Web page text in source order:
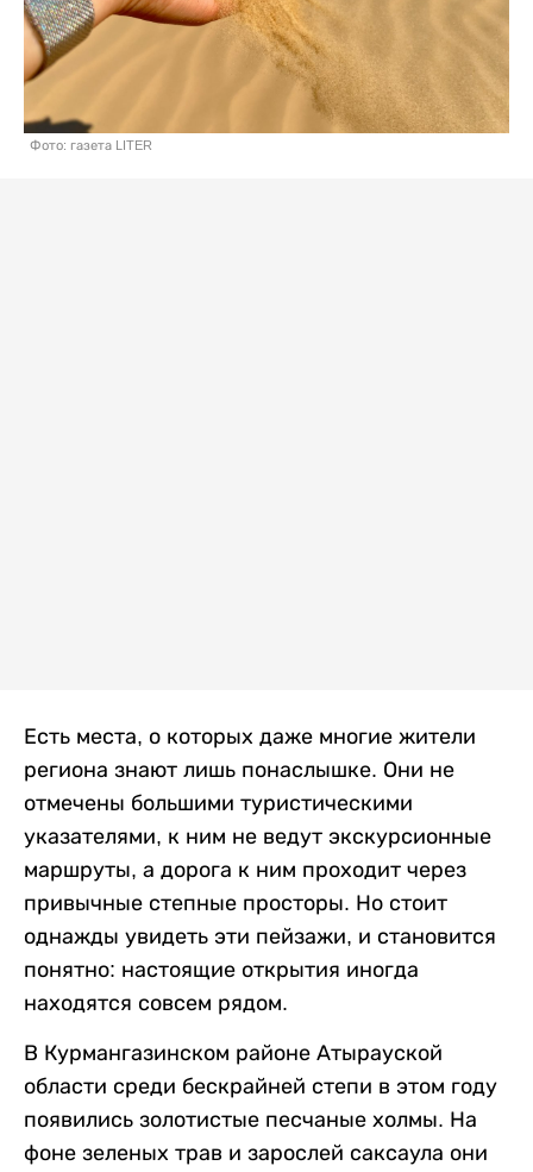
Фото: газета LITER
Есть места, о которых даже многие жители
региона знают лишь понаслышке. Они не
отмечены большими туристическими
указателями, к ним не ведут экскурсионные
маршруты, а дорога к ним проходит через
привычные степные просторы. Но стоит
однажды увидеть эти пейзажи, и становится
понятно: настоящие открытия иногда
находятся совсем рядом.
В Курмангазинском районе Атырауской
области среди бескрайней степи в этом году
появились золотистые песчаные холмы. На
фоне зеленых трав и зарослей саксаула они